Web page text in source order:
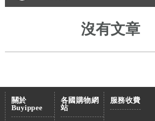
沒有文章
關於
Buyippee
各國購物網
站
服務收費